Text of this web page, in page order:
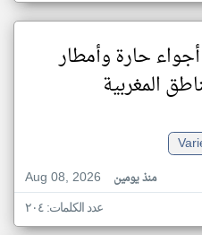
حارة وأمطار
المغربية
Aug 08, 2026
منذ يومين
عدد الكلمات: ٢٠٤